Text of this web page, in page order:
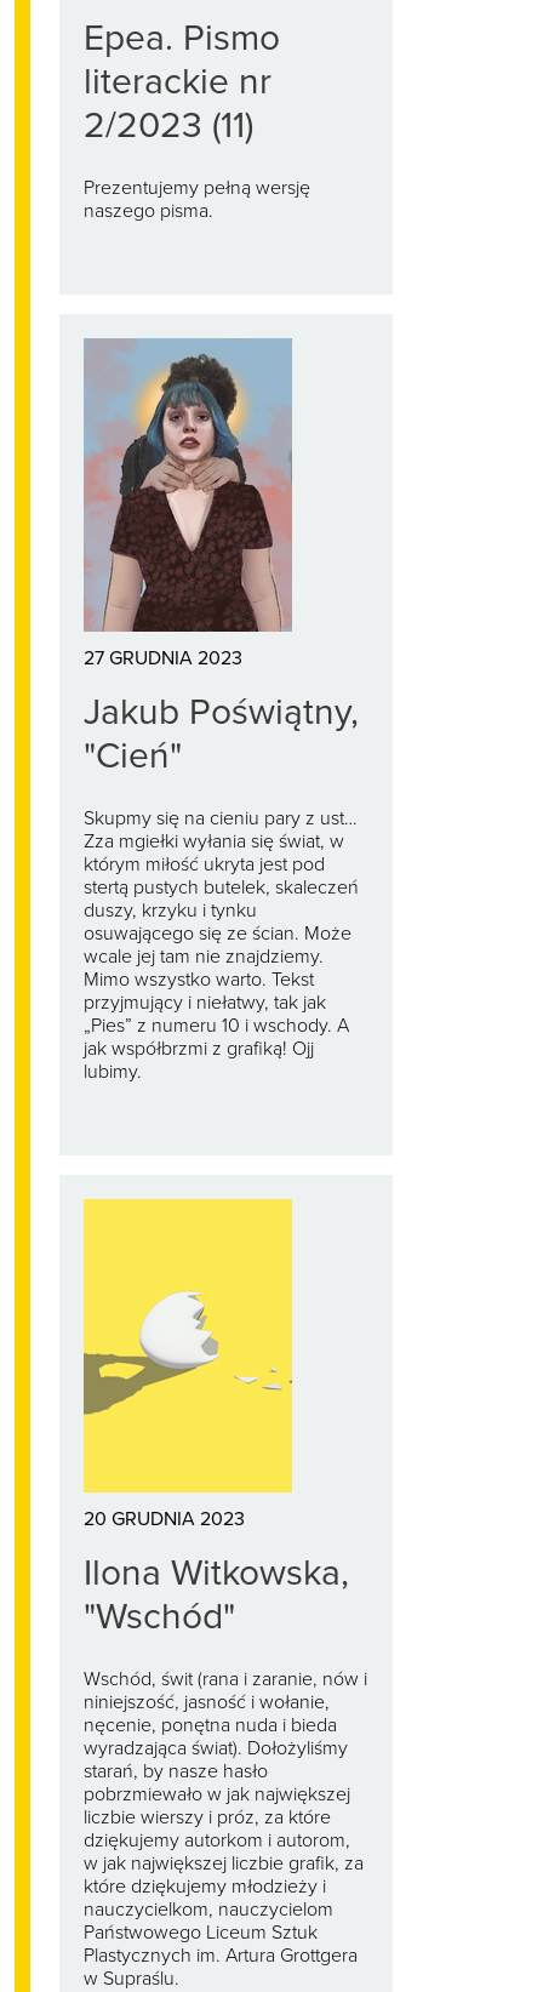
Epea. Pismo
literackie nr
2/2023 (11)
Prezentujemy pełną wersję
naszego pisma.
27 GRUDNIA 2023
Jakub Poświątny,
"Cień"
Skupmy się na cieniu pary z ust…
Zza mgiełki wyłania się świat, w
którym miłość ukryta jest pod
stertą pustych butelek, skaleczeń
duszy, krzyku i tynku
osuwającego się ze ścian. Może
wcale jej tam nie znajdziemy.
Mimo wszystko warto. Tekst
przyjmujący i niełatwy, tak jak
„Pies” z numeru 10 i wschody. A
jak współbrzmi z grafiką! Ojj
lubimy.
20 GRUDNIA 2023
Ilona Witkowska,
"Wschód"
Wschód, świt (rana i zaranie, nów i
niniejszość, jasność i wołanie,
nęcenie, ponętna nuda i bieda
wyradzająca świat). Dołożyliśmy
starań, by nasze hasło
pobrzmiewało w jak największej
liczbie wierszy i próz, za które
dziękujemy autorkom i autorom,
w jak największej liczbie grafik, za
które dziękujemy młodzieży i
nauczycielkom, nauczycielom
Państwowego Liceum Sztuk
Plastycznych im. Artura Grottgera
w Supraślu.